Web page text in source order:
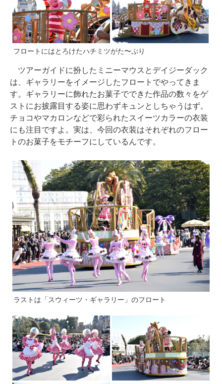
フロートにはとろけたハチミツがた〜ぷり
ツアーガイドに扮したミニーマウスとデイジーダック
は、ギャラリーをイメージしたフロートでやってきま
す。ギャラリーに飾れたお菓子でできた作品の数々をゲ
ストにお披露目する姿に思わずキュンとしちゃうはず。
チョコやマカロンなどで彩られたスイーツカラーの衣装
にも注目ですよ。実は、今回の衣装はそれぞれのフロー
トのお菓子をモチーフにしているんです。
ラストは「スウィーツ・ギャラリー」のフロート